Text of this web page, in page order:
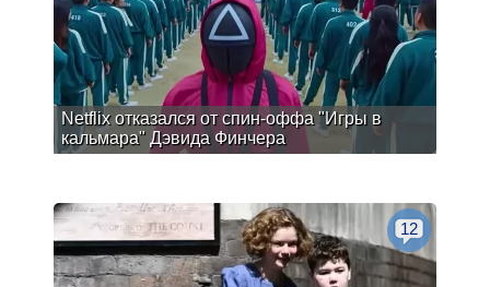
Netflix отказался от спин-оффа "Игры в
кальмара" Дэвида Финчера
12